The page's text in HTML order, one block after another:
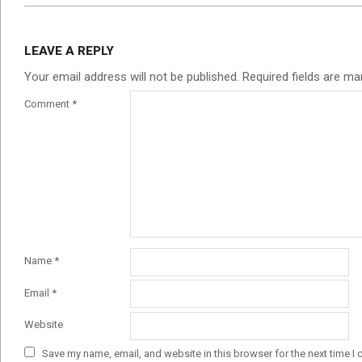
LEAVE A REPLY
Your email address will not be published. Required fields are
Comment *
Name *
Email *
Website
Save my name, email, and website in this browser for the next time I